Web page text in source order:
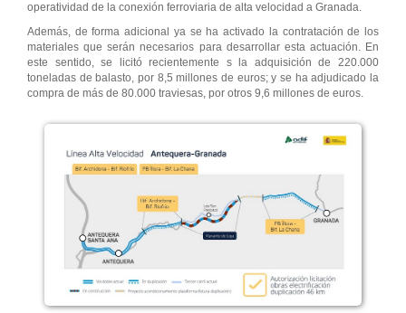
operatividad de la conexión ferroviaria de alta velocidad a Granada.
Además, de forma adicional ya se ha activado la contratación de los
materiales que serán necesarios para desarrollar esta actuación. En
este sentido, se licitó recientemente s la adquisición de 220.000
toneladas de balasto, por 8,5 millones de euros; y se ha adjudicado la
compra de más de 80.000 traviesas, por otros 9,6 millones de euros.